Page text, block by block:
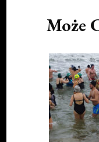
Może